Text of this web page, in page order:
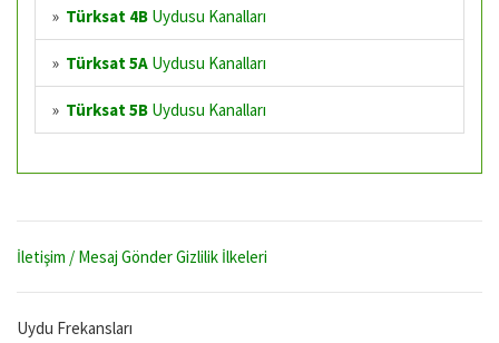
» Türksat 4B Uydusu Kanalları
» Türksat 5A Uydusu Kanalları
» Türksat 5B Uydusu Kanalları
İletişim / Mesaj GönderGizlilik İlkeleri
Uydu Frekansları